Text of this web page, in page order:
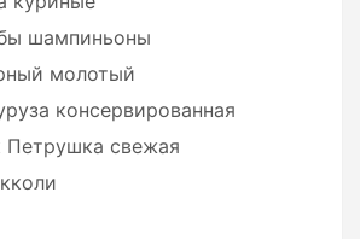
шампиньоны
молотый
консервированная
Петрушка свежая